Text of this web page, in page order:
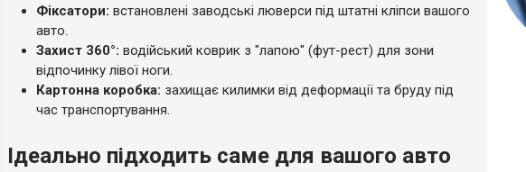
Фіксатори: встановлені заводські люверси під штатні кліпси вашого
авто.
Захист 360°: водійський коврик з "лапою" (фут-рест) для зони
відпочинку лівої ноги.
Картонна коробка: захищає килимки від деформації та бруду під
час транспортування.
Ідеально підходить саме для вашого авто